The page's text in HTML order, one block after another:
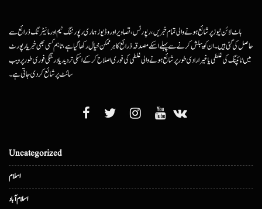
ہاٹ لائن نیوز پر شائع ہونے والی تمام خبریں، رپورٹس، تصاویر اور وڈیوز ہماری رپورٹنگ ٹیم اور مانیٹرنگ ذرائع سے
حاصل کی گئی ہیں۔ ان کو پبلش کرنے سے پہلے اسکے مصدقہ ذرائع کا ہرممکن خیال رکھا گیا ہے، تاہم کسی بھی خبر یا رپورٹ
میں ٹائپنگ کی غلطی یا غیرارادی طور پر شائع ہونے والی غلطی کی فوری اصلاح کرکے اسکی تردید یا درستگی فوری طور پر ویب
سائٹ پر شائع کردی جاتی ہے۔
Uncategorized
اسلام
اسلام آباد